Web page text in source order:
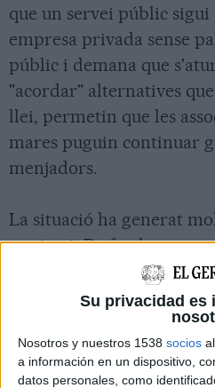
Su privacidad es
Nosotros y nuestros 1538 socios
a información en un dispositivo,
datos personales, como
que un servei públic
empresa privada sense
públic i demana que
"acordar" alternatives
llei, permetin que les
mares puguin continuar
menjadors.
La situació ha generat
territori. De fet, la
pares, mares i alumnes
Gironès i el Pla de
davant de l'Ajuntament
continuar gestionant el
van afirmar que el